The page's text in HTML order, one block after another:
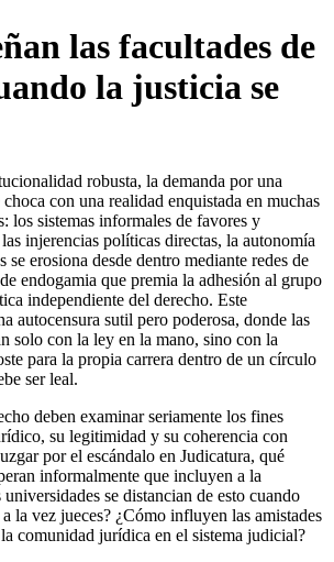
las facultades de
la justicia se
robusta, la demanda por una
con una realidad enquistada en muchas
los sistemas informales de favores y
injerencias políticas directas, la autonomía
se erosiona desde dentro mediante redes de
endogamia que premia la adhesión al grupo
independiente del derecho. Este
autocensura sutil pero poderosa, donde las
solo con la ley en la mano, sino con la
para la propia carrera dentro de un círculo
ser leal.
deben examinar seriamente los fines
su legitimidad y su coherencia con
por el escándalo en Judicatura, qué
informalmente que incluyen a la
se distancian de esto cuando
la vez jueces? ¿Cómo influyen las amistades
comunidad jurídica en el sistema judicial?